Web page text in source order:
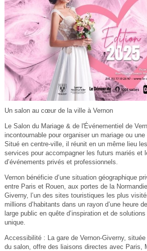
Un salon au cœur de la ville à Vernon
Le Salon du Mariage & de l'Événementiel de
incontournable pour organiser un mariage ou
Situé en centre-ville, il réunit en un même lieu
services pour accompagner les futurs mariés et
d’événements privés et professionnels.
Vernon bénéficie d’une situation géographique
entre Paris et Rouen, aux portes de la
Giverny, l’un des sites touristiques les plus
millions d’habitants dans un rayon d’une heure
large public en quête d’inspiration et de
unique.
Accessibilité : La gare de Vernon-Giverny,
du salon, offre des liaisons directes avec Paris,